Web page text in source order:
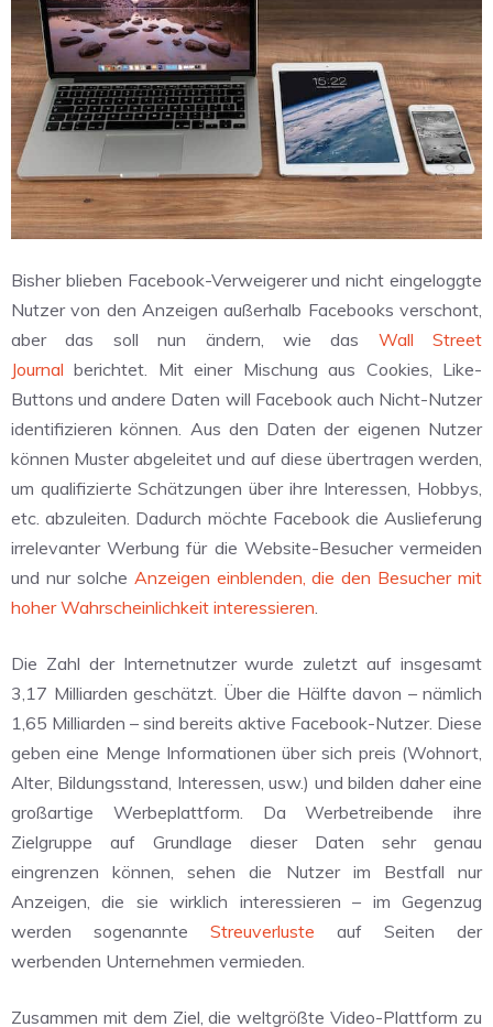
Bisher blieben Facebook-Verweigerer und nicht eingeloggte
Nutzer von den Anzeigen außerhalb Facebooks verschont,
aber das soll nun ändern, wie das Wall Street
Journal berichtet. Mit einer Mischung aus Cookies, Like-
Buttons und andere Daten will Facebook auch Nicht-Nutzer
identifizieren können. Aus den Daten der eigenen Nutzer
können Muster abgeleitet und auf diese übertragen werden,
um qualifizierte Schätzungen über ihre Interessen, Hobbys,
etc. abzuleiten. Dadurch möchte Facebook die Auslieferung
irrelevanter Werbung für die Website-Besucher vermeiden
und nur solche Anzeigen einblenden, die den Besucher mit
hoher Wahrscheinlichkeit interessieren.
Die Zahl der Internetnutzer wurde zuletzt auf insgesamt
3,17 Milliarden geschätzt. Über die Hälfte davon – nämlich
1,65 Milliarden – sind bereits aktive Facebook-Nutzer. Diese
geben eine Menge Informationen über sich preis (Wohnort,
Alter, Bildungsstand, Interessen, usw.) und bilden daher eine
großartige Werbeplattform. Da Werbetreibende ihre
Zielgruppe auf Grundlage dieser Daten sehr genau
eingrenzen können, sehen die Nutzer im Bestfall nur
Anzeigen, die sie wirklich interessieren – im Gegenzug
werden sogenannte Streuverluste auf Seiten der
werbenden Unternehmen vermieden.
Zusammen mit dem Ziel, die weltgrößte Video-Plattform zu